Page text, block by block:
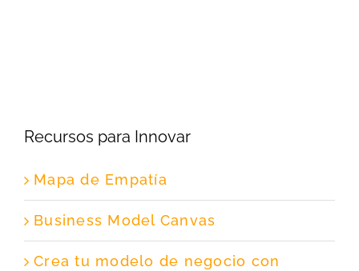
Recursos para Innovar
Mapa de Empatía
Business Model Canvas
Crea tu modelo de negocio con